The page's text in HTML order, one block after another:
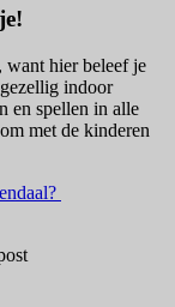
want hier beleef je
indoor
en spellen in alle
met de kinderen